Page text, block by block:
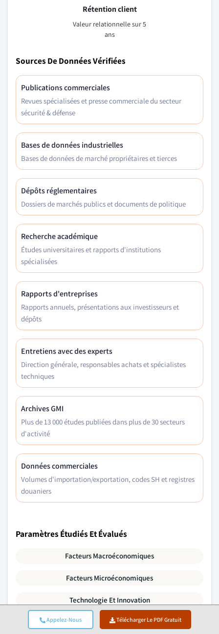
Appelez-Nous Télécharger Le PDF Gratuit
Rétention client
Valeur relationnelle sur 5
ans
Sources De Données Vérifiées
Publications commerciales
Revues spécialisées et presse commerciale du secteur
sécurité & défense
Bases de données industrielles
Bases de données de marché propriétaires et tierces
Dépôts réglementaires
Dossiers de marchés publics et documents de politique
Recherche académique
Études universitaires et rapports d'institutions
spécialisées
Rapports d'entreprises
Rapports annuels, présentations aux investisseurs et
dépôts
Entretiens avec des experts
Direction générale, responsables achats et spécialistes
techniques
Archives GMI
Plus de 13 000 études publiées dans plus de 30 secteurs
d'activité
Données commerciales
Volumes d'importation/exportation, codes SH et registres
douaniers
Paramètres Étudiés Et Évalués
Facteurs Macroéconomiques
Facteurs Microéconomiques
Technologie Et Innovation
Environnement Réglementaire Et Politique